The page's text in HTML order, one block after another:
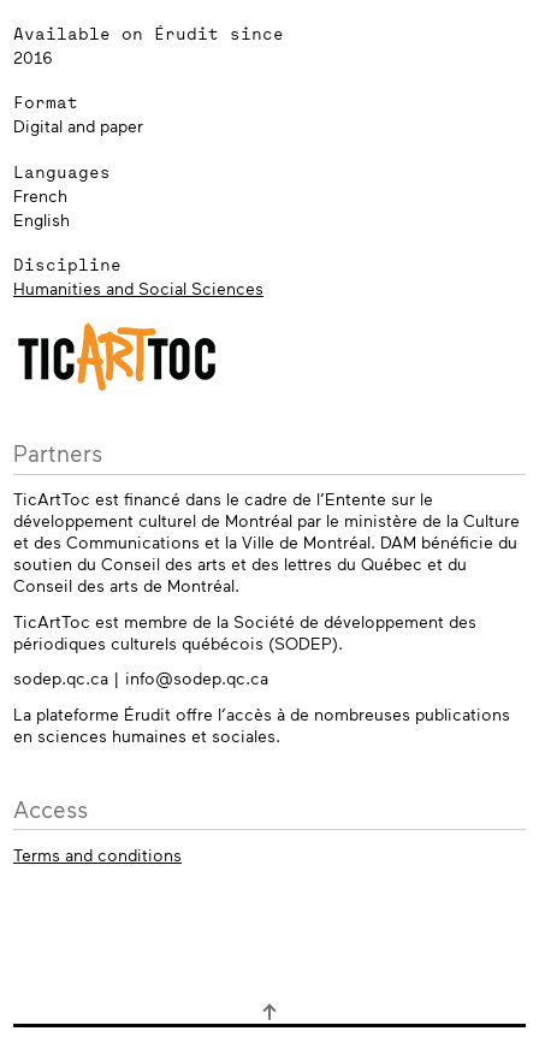
Available on Érudit since
2016
Format
Digital and paper
Languages
French
English
Discipline
Humanities and Social Sciences
Partners
TicArtToc est financé dans le cadre de l’Entente sur le
développement culturel de Montréal par le ministère de la Culture
et des Communications et la Ville de Montréal. DAM bénéficie du
soutien du Conseil des arts et des lettres du Québec et du
Conseil des arts de Montréal.
TicArtToc est membre de la Société de développement des
périodiques culturels québécois (SODEP).
sodep.qc.ca | info@sodep.qc.ca
La plateforme Érudit offre l’accès à de nombreuses publications
en sciences humaines et sociales.
Access
Terms and conditions